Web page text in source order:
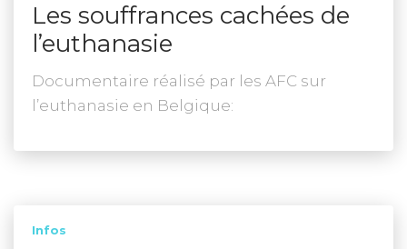
Les souffrances cachées de
l’euthanasie
Documentaire réalisé par les AFC sur
l’euthanasie en Belgique:
Infos